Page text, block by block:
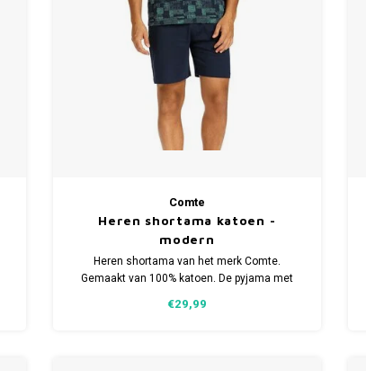
Comte
Heren shortama katoen -
modern
Heren shortama van het merk Comte.
Gemaakt van 100% katoen. De pyjama met
€29,99